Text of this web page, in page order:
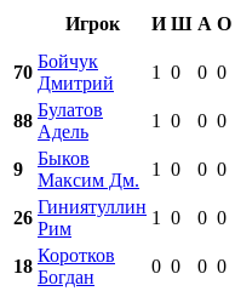
Игрок И Ш А О
70
Бойчук
Дмитрий
1 0 0 0
88
Булатов
Адель
1 0 0 0
9
Быков
Максим Дм.
1 0 0 0
26
Гиниятуллин
Рим
1 0 0 0
18
Коротков
Богдан
0 0 0 0